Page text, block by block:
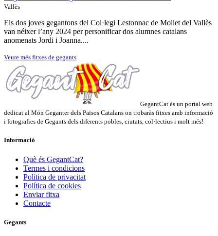
Vallès
Els dos joves gegantons del Col·legi Lestonnac de Mollet del Vallès
van néixer l’any 2024 per personificar dos alumnes catalans
anomenats Jordi i Joanna....
Veure més fitxes de gegants
GegantCat és un portal web
dedicat al Món Geganter dels Països Catalans on trobaràs fitxes amb informació
i fotografies de Gegants dels diferents pobles, ciutats, col·lectius i molt més!
Informació
Què és GegantCat?
Termes i condicions
Política de privacitat
Política de cookies
Enviar fitxa
Contacte
Gegants